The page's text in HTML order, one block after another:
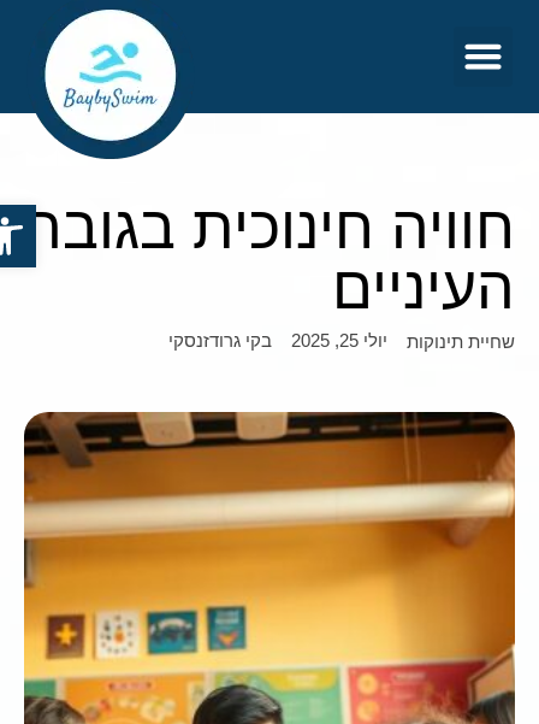
חוויה חינוכית בגובה
העיניים
שחיית תינוקות יולי 25, 2025 בקי גרודזנסקי
פתח